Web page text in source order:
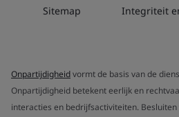
Sitemap Integriteit
Onpartijdigheidvormt de basis van de
Onpartijdigheid betekent eerlijk en
interacties en bedrijfsactiviteiten.